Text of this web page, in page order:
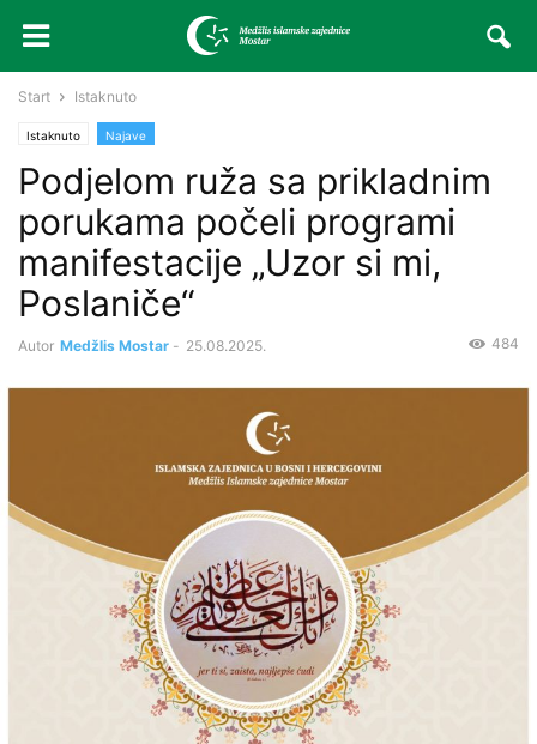
Start Istaknuto
Istaknuto Najave
Podjelom ruža sa prikladnim
porukama počeli programi
manifestacije „Uzor si mi,
Poslaniče“
Autor Medžlis Mostar - 25.08.2025. 484